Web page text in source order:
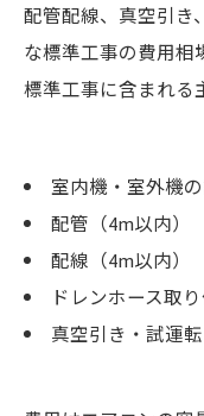
配管配線、真空引き
な標準工事の費用相
標準工事に含まれる
室内機・室外機
配管（4m以内）
配線（4m以内）
ドレンホース取
真空引き・試運転